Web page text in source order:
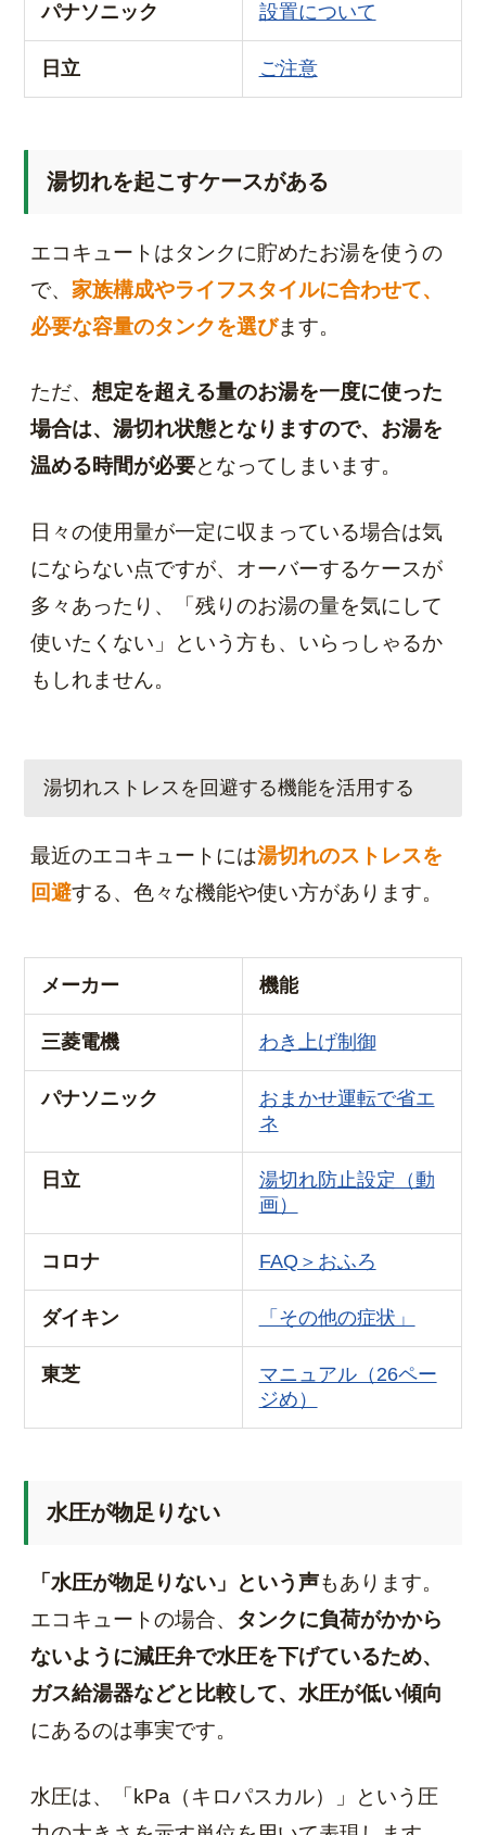
パナソニック 設置について
日立 ご注意
湯切れを起こすケースがある
エコキュートはタンクに貯めたお湯を使うの
で、 家族構成やライフスタイルに合わせて、
必要な容量のタンクを選びます。
ただ、 想定を超える量のお湯を一度に使った
場合は、湯切れ状態となりますので、お湯を
温める時間が必要となってしまいます。
日々の使用量が一定に収まっている場合は気
にならない点ですが、オーバーするケースが
多々あったり、「残りのお湯の量を気にして
使いたくない」という方も、いらっしゃるか
もしれません。
湯切れストレスを回避する機能を活用する
最近のエコキュートには湯切れのストレスを
回避する、色々な機能や使い方があります。
メーカー 機能
三菱電機 わき上げ制御
パナソニック
おまかせ運転で省エ
ネ
日立
湯切れ防止設定（動
画）
コロナ FAQ＞おふろ
ダイキン 「その他の症状」
東芝
マニュアル（26ペー
ジめ）
水圧が物足りない
「水圧が物足りない」という声もあります。
エコキュートの場合、
タンクに負荷がかから
ないように減圧弁で水圧を下げているため、
ガス給湯器などと比較して、水圧が低い傾向
にあるのは事実です。
水圧は、「kPa（キロパスカル）」という圧